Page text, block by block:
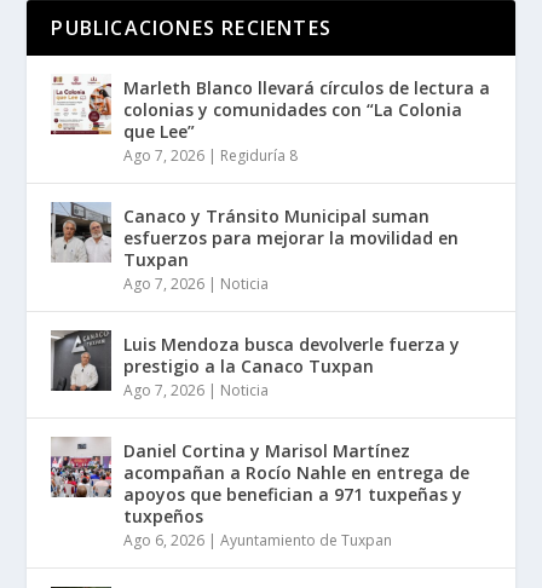
PUBLICACIONES RECIENTES
Marleth Blanco llevará círculos de lectura a
colonias y comunidades con “La Colonia
que Lee”
Ago 7, 2026 | Regiduría 8
Canaco y Tránsito Municipal suman
esfuerzos para mejorar la movilidad en
Tuxpan
Ago 7, 2026 | Noticia
Luis Mendoza busca devolverle fuerza y
prestigio a la Canaco Tuxpan
Ago 7, 2026 | Noticia
Daniel Cortina y Marisol Martínez
acompañan a Rocío Nahle en entrega de
apoyos que benefician a 971 tuxpeñas y
tuxpeños
Ago 6, 2026 |Ayuntamiento de Tuxpan